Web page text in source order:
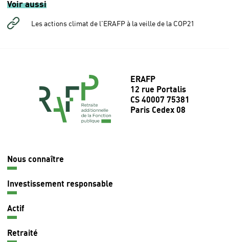
Voir aussi
Les actions climat de l'ERAFP à la veille de la COP21
ERAFP
12 rue Portalis
CS 40007 75381
Paris Cedex 08
Navigation
principale
Nous connaître
Investissement responsable
Actif
Retraité